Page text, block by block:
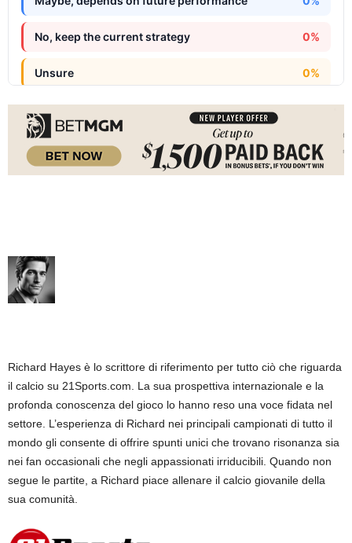
Richard Hayes è lo scrittore di riferimento per tutto ciò che riguarda
il calcio su 21Sports.com. La sua prospettiva internazionale e la
profonda conoscenza del gioco lo hanno reso una voce fidata nel
settore. L’esperienza di Richard nei principali campionati di tutto il
mondo gli consente di offrire spunti unici che trovano risonanza sia
nei fan occasionali che negli appassionati irriducibili. Quando non
segue le partite, a Richard piace allenare il calcio giovanile della
sua comunità.